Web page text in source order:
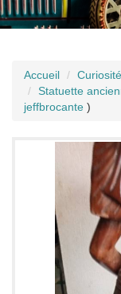
Accueil
Statuette
jeffbrocante )